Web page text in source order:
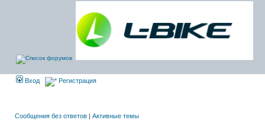
Вход Регистрация
Сообщения без ответов | Активные темы